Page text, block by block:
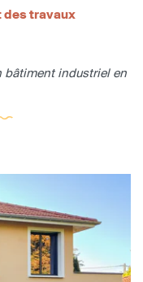
des travaux
bâtiment industriel en